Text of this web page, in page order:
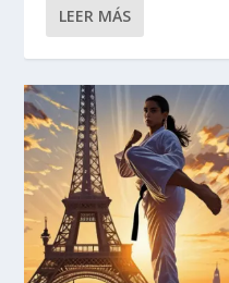
LEER MÁS